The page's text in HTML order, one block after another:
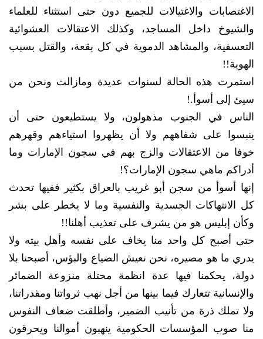
الاغتصابات والاغتيالات للجميع دون حتى استثناء للعلماء
والشيوخ داخل المساجد، وكذلك الاعتقالات العشوائية
التعسفية، والمشاهد الدموية في كل بقعة، والقتل بسبب
الهوية!!
استمرت هذه الحالة لسنوات عديدة ومازالت ونحن من
سيئ إلى أسوأ.!
الناس في الجنوب مذهولون، ولا يستطيعون حتى أن
ينبسوا على شفاههم ولا أن يظهروا استياءهم وقهرهم
خوفا من الاعتقالات والزج بهم في سجون الإمارات وما
أدراكم ماهي سجون الإمارات؟!
إنها أسوأ من سجن أبو غريب بالعراق بكثير ففيها تحدث
كل الانتهاكات الجسدية والنفسية وما لا يخطر على بشر
وكأن إبليس هو من يشرف على تعذيب أهلنا!!
حتى أصبح كل واحد منا يخاف على نفسه وأهل بيته ولا
يدري ما هو مصيره، نحن نعيش الضياع والبؤس، أصبحنا بلا
دولة، يحكمنا فيها عدة انظمة محتلة منزوعة الضمائر
والإنسانية تتعارك فيما بينها من أجل نهب ثرواتنا ومقدراتنا،
ولا تملك ذرة من تأنيب الضمير، وأطلقت ضعاف النفوس
منا صوب المؤسسات الحكومية ينهبون أموالنا ويحرقون